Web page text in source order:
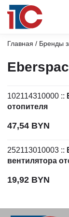
Главная / Бренды
102114310000 ::
отопителя
47,54 BYN
252113010003 ::
вентилятора
19,92 BYN